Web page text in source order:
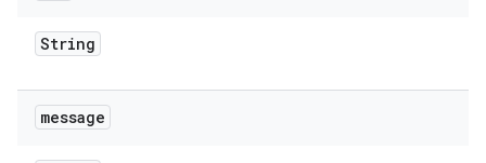
String
message